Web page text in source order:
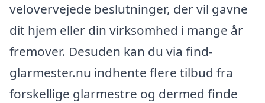
velovervejede beslutninger, der vil gavne
dit hjem eller din virksomhed i mange år
fremover. Desuden kan du via find-
glarmester.nu indhente flere tilbud fra
forskellige glarmestre og dermed finde